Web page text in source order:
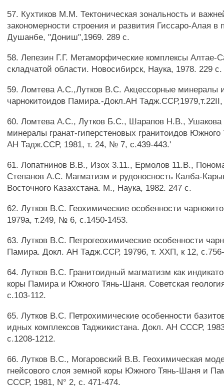
57. Кухтиков М.М. Тектоническая зональность и
закономерности строения и развития Гиссаро-Алая в
Душанбе, "Дониш",1969. 289 с.
58. Лепезин Г.Г. Метаморфические комплексы Алтае-
складчатой области. Новосибирск, Наука, 1978. 229 с.
59. Ломтева А.С.,Лутков B.C. Акцессорные минералы
чарнокитоидов Памира.-Докл.АН
60. Ломтева А.С., Лутков Б.С., Шарапов Н.В.,
минералы гранат-гиперстеновых гранитоидов
АН Тадж.ССР, 1981, т. 24, № 7, с.439-443.'
61. Лопатнинов В.В., Изох 3.11., Ермолов 11.В.,
Степанов А.С. Магматизм и рудоносность Калба-
Восточного Казахстана. М., Наука, 1982. 247 с.
62. Лутков B.C. Геохимические особенности
1979а, т.249, № 6, с.1450-1453.
63. Лутков B.C. Петрогеохимические особенности
Памира. Докл. АН Тадж.ССР, 19796, т. ХХП, к 12,
64. Лутков B.C. Гранитоидный магматизм как
коры Памира и Южного Тянь-Шаня. Советская
с.103-112.
65. Лутков B.C. Петрохимические особенности
идных комплексов Таджикистана. Докл. АН СССР,
с.1208-1212.
66. Лутков B.C., Могаровский В.В. Геохимическая
гнейсового слоя земной коры Южного Тянь-Шаня и
СССР, 1981, N° 2, с. 471-474.